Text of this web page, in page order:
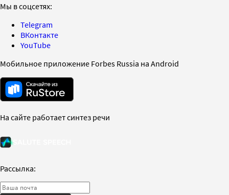
Мы в соцсетях:
Telegram
ВКонтакте
YouTube
Мобильное приложение Forbes Russia на Android
На сайте работает синтез речи
Рассылка: